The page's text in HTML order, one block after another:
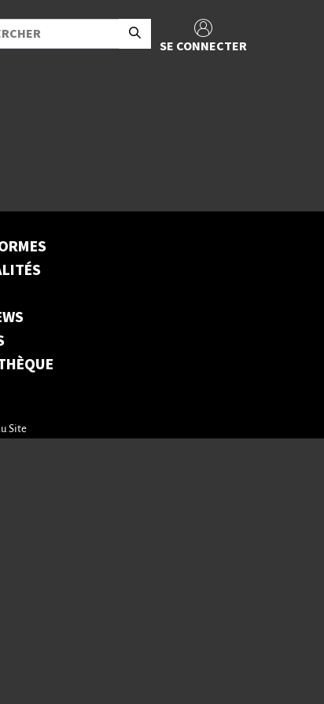
SE CONNECTER
Site